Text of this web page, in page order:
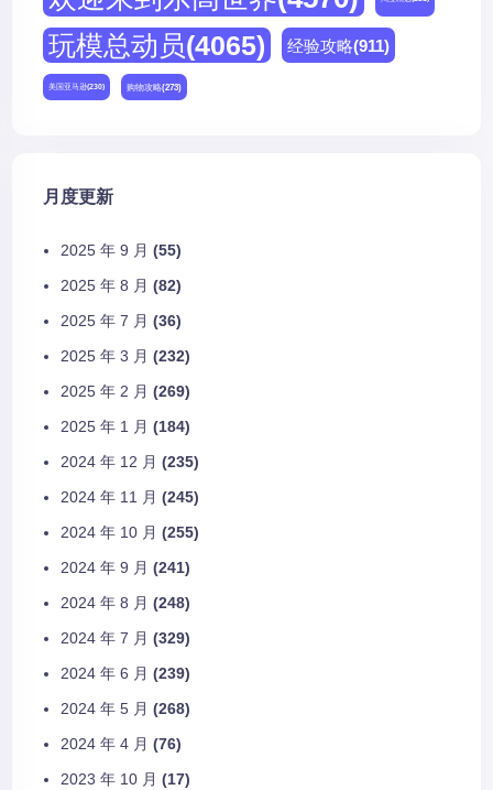
玩模总动员(4065) 经验攻略(911)
美国亚马逊(230) 购物攻略(273)
月度更新
2025 年 9 月 (55)
2025 年 8 月 (82)
2025 年 7 月 (36)
2025 年 3 月 (232)
2025 年 2 月 (269)
2025 年 1 月 (184)
2024 年 12 月 (235)
2024 年 11 月 (245)
2024 年 10 月 (255)
2024 年 9 月 (241)
2024 年 8 月 (248)
2024 年 7 月 (329)
2024 年 6 月 (239)
2024 年 5 月 (268)
2024 年 4 月 (76)
2023 年 10 月 (17)